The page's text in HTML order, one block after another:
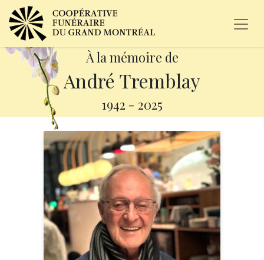
À la mémoire de
André Tremblay
1942 - 2025